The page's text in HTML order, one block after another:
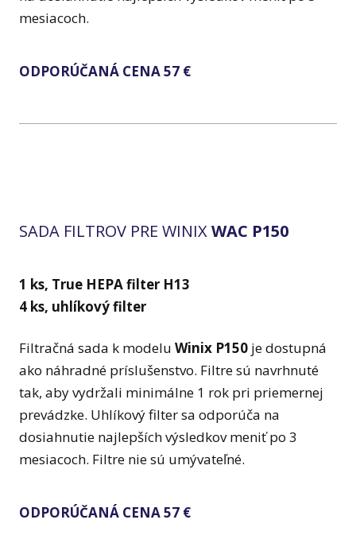
mesiacoch.
ODPORÚČANÁ CENA 57 €
SADA FILTROV PRE WINIXWAC P150
1 ks, True HEPA filter H13
4 ks, uhlíkový filter
Filtračná sada k modelu Winix P150 je dostupná
ako náhradné príslušenstvo. Filtre sú navrhnuté
tak, aby vydržali minimálne 1 rok pri priemernej
prevádzke. Uhlíkový filter sa odporúča na
dosiahnutie najlepších výsledkov meniť po 3
mesiacoch. Filtre nie sú umývateľné.
ODPORÚČANÁ CENA 57 €